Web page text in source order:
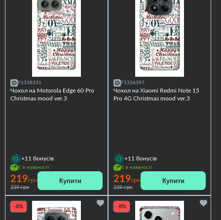
F1338331
Чохол на Motorola Edge 60 Pro
Christmas mood ver.3
+11 бонусів
Є в наявності
219грн
239 грн
Купити
F1336397
Чохол на Xiaomi Redmi Note 15
Pro 4G Christmas mood ver.3
+11 бонусів
Є в наявності
219грн
239 грн
Купити
-8% -8%